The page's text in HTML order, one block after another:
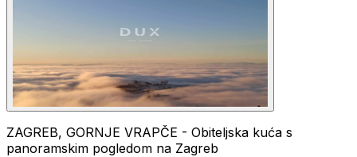
ZAGREB, GORNJE VRAPČE - Obiteljska kuća s
panoramskim pogledom na Zagreb